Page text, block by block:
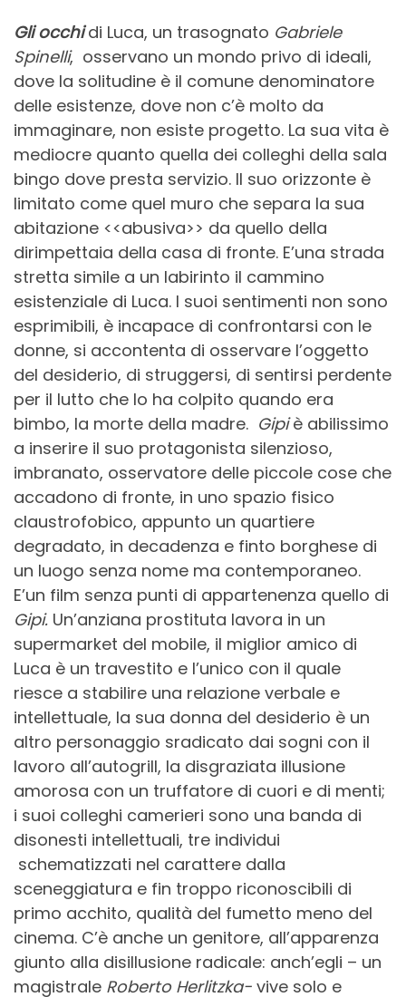
Gli occhi di Luca, un trasognato Gabriele
Spinelli, osservano un mondo privo di ideali,
dove la solitudine è il comune denominatore
delle esistenze, dove non c’è molto da
immaginare, non esiste progetto. La sua vita è
mediocre quanto quella dei colleghi della sala
bingo dove presta servizio. Il suo orizzonte è
limitato come quel muro che separa la sua
abitazione <<abusiva>> da quello della
dirimpettaia della casa di fronte. E’una strada
stretta simile a un labirinto il cammino
esistenziale di Luca. I suoi sentimenti non sono
esprimibili, è incapace di confrontarsi con le
donne, si accontenta di osservare l’oggetto
del desiderio, di struggersi, di sentirsi perdente
per il lutto che lo ha colpito quando era
bimbo, la morte della madre. Gipiè abilissimo
a inserire il suo protagonista silenzioso,
imbranato, osservatore delle piccole cose che
accadono di fronte, in uno spazio fisico
claustrofobico, appunto un quartiere
degradato, in decadenza e finto borghese di
un luogo senza nome ma contemporaneo.
E’un film senza punti di appartenenza quello di
Gipi. Un’anziana prostituta lavora in un
supermarket del mobile, il miglior amico di
Luca è un travestito e l’unico con il quale
riesce a stabilire una relazione verbale e
intellettuale, la sua donna del desiderio è un
altro personaggio sradicato dai sogni con il
lavoro all’autogrill, la disgraziata illusione
amorosa con un truffatore di cuori e di menti;
i suoi colleghi camerieri sono una banda di
disonesti intellettuali, tre individui
schematizzati nel carattere dalla
sceneggiatura e fin troppo riconoscibili di
primo acchito, qualità del fumetto meno del
cinema. C’è anche un genitore, all’apparenza
giunto alla disillusione radicale: anch’egli – un
magistrale Roberto Herlitzka- vive solo e